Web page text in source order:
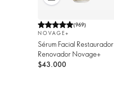
(969)
NOVAGE+
Sérum Facial Restaurador
Renovador Novage+
$43.000